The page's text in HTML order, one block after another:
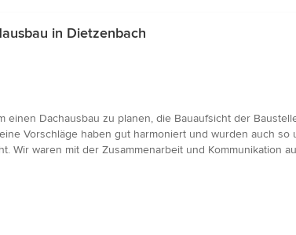
in Dietzenbach
einen Dachausbau zu planen, die Bauaufsicht der
Vorschläge haben gut harmoniert und wurden auch
Wir waren mit der Zusammenarbeit und Kommunikation